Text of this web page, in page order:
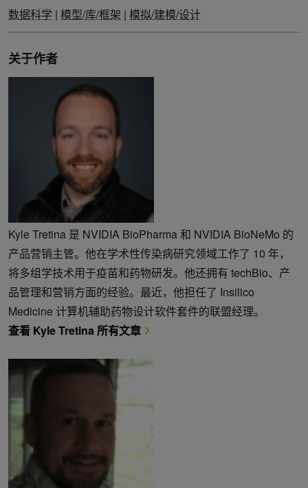
数据科学 | 模型/库/框架 | 模拟/建模/设计
关于作者
Kyle Tretina 是 NVIDIA BioPharma 和 NVIDIA BioNeMo 的
产品营销主管。他在学术性传染病研究领域工作了 10 年，
将多组学技术用于疫苗和药物研发。他还拥有 techBio、产
品管理和营销方面的经验。最近，他担任了 Insilico
Medicine 计算机辅助药物设计软件套件的联盟经理。
查看 Kyle Tretina 所有文章